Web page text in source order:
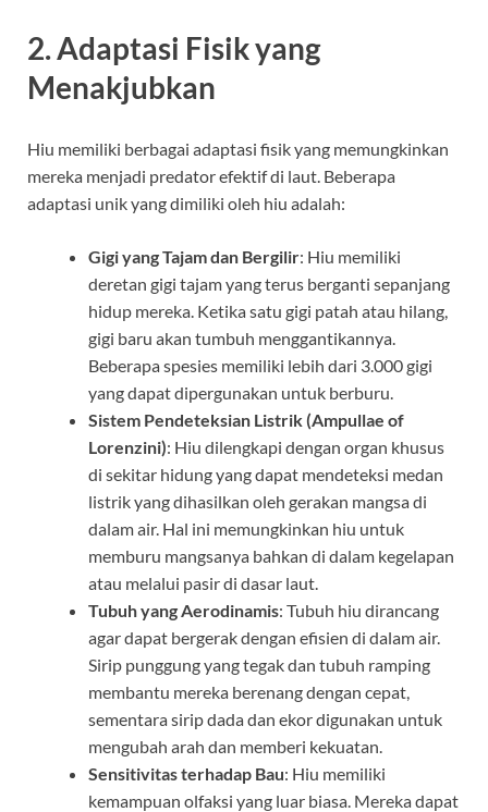
2. Adaptasi Fisik yang
Menakjubkan
Hiu memiliki berbagai adaptasi fisik yang memungkinkan
mereka menjadi predator efektif di laut. Beberapa
adaptasi unik yang dimiliki oleh hiu adalah:
Gigi yang Tajam dan Bergilir: Hiu memiliki
deretan gigi tajam yang terus berganti sepanjang
hidup mereka. Ketika satu gigi patah atau hilang,
gigi baru akan tumbuh menggantikannya.
Beberapa spesies memiliki lebih dari 3.000 gigi
yang dapat dipergunakan untuk berburu.
Sistem Pendeteksian Listrik (Ampullae of
Lorenzini): Hiu dilengkapi dengan organ khusus
di sekitar hidung yang dapat mendeteksi medan
listrik yang dihasilkan oleh gerakan mangsa di
dalam air. Hal ini memungkinkan hiu untuk
memburu mangsanya bahkan di dalam kegelapan
atau melalui pasir di dasar laut.
Tubuh yang Aerodinamis: Tubuh hiu dirancang
agar dapat bergerak dengan efisien di dalam air.
Sirip punggung yang tegak dan tubuh ramping
membantu mereka berenang dengan cepat,
sementara sirip dada dan ekor digunakan untuk
mengubah arah dan memberi kekuatan.
Sensitivitas terhadap Bau: Hiu memiliki
kemampuan olfaksi yang luar biasa. Mereka dapat